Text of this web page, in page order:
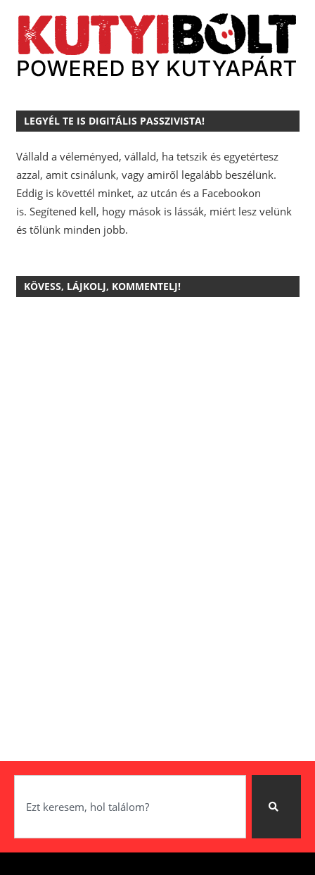
LEGYÉL TE IS DIGITÁLIS PASSZIVISTA!
Vállald a véleményed, vállald, ha tetszik és egyetértesz
azzal, amit csinálunk, vagy amiről legalább beszélünk.
Eddig is követtél minket, az utcán és a Facebookon
is. Segítened kell, hogy mások is lássák, miért lesz velünk
és tőlünk minden jobb.
KÖVESS, LÁJKOLJ, KOMMENTELJ!